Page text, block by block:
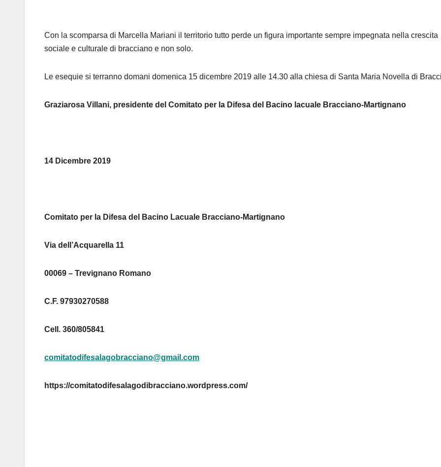
Con la scomparsa di Marcella Mariani il territorio tutto perde un figura importante sempre impegnata nella crescita
sociale e culturale di bracciano e non solo.
Le esequie si terranno domani domenica 15 dicembre 2019 alle 14.30 alla chiesa di Santa Maria Novella di
Graziarosa Villani, presidente del Comitato per la Difesa del Bacino lacuale Bracciano-Martignano
14 Dicembre 2019
Comitato per la Difesa del Bacino Lacuale Bracciano-Martignano
Via dell’Acquarella 11
00069 – Trevignano Romano
C.F. 97930270588
Cell. 360/805841
comitatodifesalagobracciano@gmail.com
https://comitatodifesalagodibracciano.wordpress.com/